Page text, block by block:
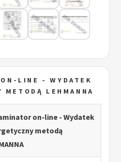
LINE - WYDATEK
METODĄ LEHMANNA
on-line - Wydatek
metodą